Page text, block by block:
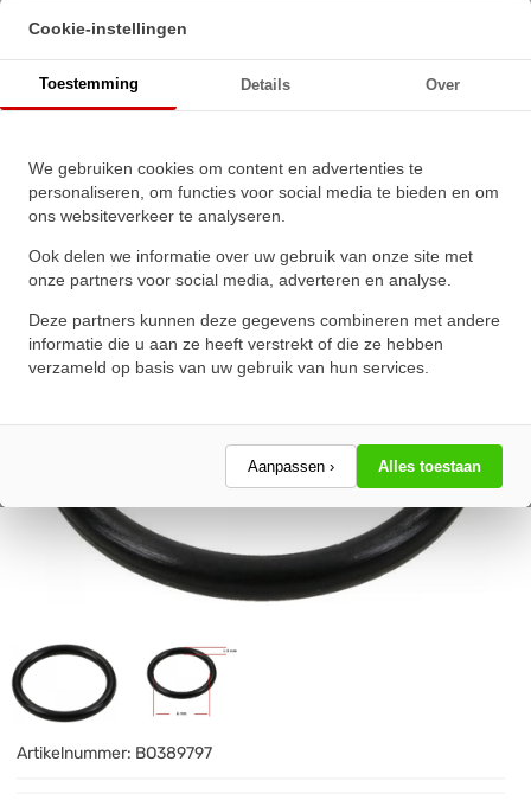
Beginpagina· O-Ring 6x1.8mm NBR 70
Cookie-instellingen
Toestemming Details Over
We gebruiken cookies om content en advertenties te
personaliseren, om functies voor social media te bieden en om
ons websiteverkeer te analyseren.
Ook delen we informatie over uw gebruik van onze site met
onze partners voor social media, adverteren en analyse.
Deze partners kunnen deze gegevens combineren met andere
informatie die u aan ze heeft verstrekt of die ze hebben
verzameld op basis van uw gebruik van hun services.
Aanpassen › Alles toestaan
★★★★★
★★★★★
Schrijf een review!
Artikelnummer: BO389797